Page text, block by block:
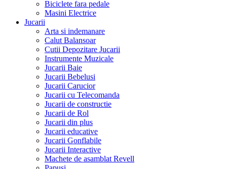
Biciclete fara pedale
Masini Electrice
Jucarii
Arta si indemanare
Calut Balansoar
Cutii Depozitare Jucarii
Instrumente Muzicale
Jucarii Baie
Jucarii Bebelusi
Jucarii Carucior
Jucarii cu Telecomanda
Jucarii de constructie
Jucarii de Rol
Jucarii din plus
Jucarii educative
Jucarii Gonflabile
Jucarii Interactive
Machete de asamblat Revell